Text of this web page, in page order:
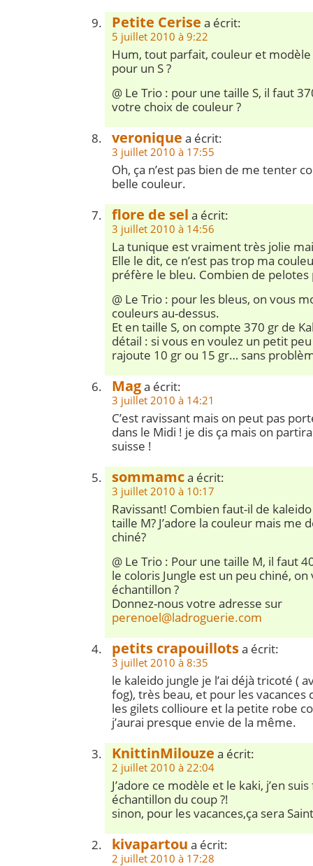
Petite Cerise a écrit:
5 juillet 2010 à 9:22
Hum, tout parfait, couleur et
pour un S ?
@ Le Trio : pour une taille S, il faut
votre choix de couleur ?
veronique a écrit:
3 juillet 2010 à 17:55
Oh, ça n’est pas bien de me tenter
belle couleur.
flore de sel a écrit:
3 juillet 2010 à 14:56
La tunique est vraiment très jolie
Elle le dit, ce n’est pas trop ma
préfère le bleu. Combien de pelotes
@ Le Trio : pour les bleus, on vous
couleurs au-dessus.
Et en taille S, on compte 370 gr de
détail : si vous en voulez un petit
rajoute 10 gr ou 15 gr… sans
Maga écrit:
3 juillet 2010 à 14:21
C’est ravissant mais on peut pas
dans le Midi ! je dis ça mais on
suisse !
sommamca écrit:
3 juillet 2010 à 10:17
Ravissant! Combien faut-il de
taille M? J’adore la couleur mais me
chiné?
@ Le Trio : Pour une taille M, il faut
le coloris Jungle est un peu chiné,
échantillon ?
Donnez-nous votre adresse sur
perenoel@ladroguerie.com
petits crapouillotsa écrit:
3 juillet 2010 à 8:35
le kaleido jungle je l’ai déjà tricoté (
fog), très beau, et pour les vacances
les gilets collioure et la petite robe
j’aurai presque envie de la même.
KnittinMilouze a écrit:
2 juillet 2010 à 22:04
J’adore ce modèle et le kaki, j’en
échantillon du coup ?!
sinon, pour les vacances,ça sera
kivapartou a écrit:
2 juillet 2010 à 17:28